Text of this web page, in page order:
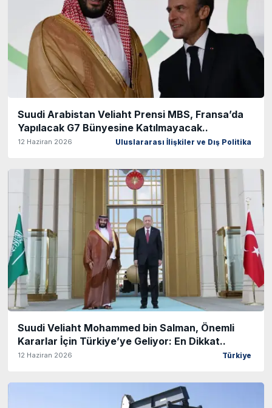
Suudi Arabistan Veliaht Prensi MBS, Fransa’da
Yapılacak G7 Bünyesine Katılmayacak..
12 Haziran 2026 Uluslararası İlişkiler ve Dış Politika
Suudi Veliaht Mohammed bin Salman, Önemli
Kararlar İçin Türkiye’ye Geliyor: En Dikkat..
12 Haziran 2026 Türkiye